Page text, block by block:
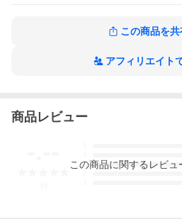
この商品を共
アフィリエイト
商品レビュー
3
この商品に関するレビュ